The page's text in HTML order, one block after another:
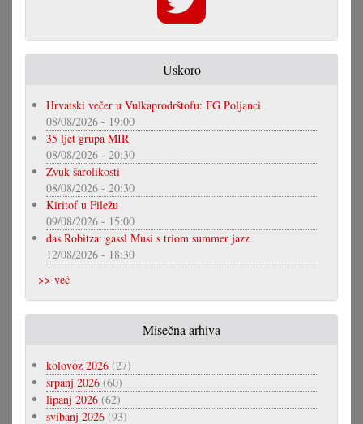
Uskoro
Hrvatski večer u Vulkaprodrštofu: FG Poljanci
08/08/2026 - 19:00
35 ljet grupa MIR
08/08/2026 - 20:30
Zvuk šarolikosti
08/08/2026 - 20:30
Kiritof u Filežu
09/08/2026 - 15:00
das Robitza: gassl Musi s triom summer jazz
12/08/2026 - 18:30
>> već
Misečna arhiva
kolovoz 2026 (27)
srpanj 2026 (60)
lipanj 2026 (62)
svibanj 2026 (93)